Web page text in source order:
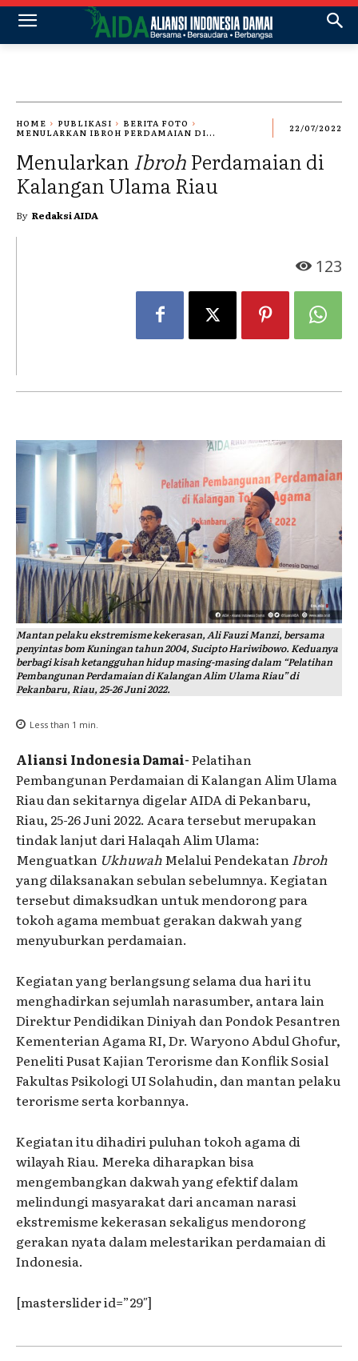
HOME PUBLIKASI
BERITA FOTO
MENULARKAN IBROH PERDAMAIAN DI...
22/07/2022
MenularkanIbrohPerdamaian di
Kalangan Ulama Riau
By Redaksi AIDA
123
Mantan pelaku ekstremisme kekerasan, Ali Fauzi Manzi, bersama
penyintas bom Kuningan tahun 2004, Sucipto Hariwibowo. Keduanya
berbagi kisah ketangguhan hidup masing-masing dalam “Pelatihan
Pembangunan Perdamaian di Kalangan Alim Ulama Riau” di
Pekanbaru, Riau, 25-26 Juni 2022.
Less than 1 min.
Aliansi Indonesia Damai-Pelatihan
Pembangunan Perdamaian di Kalangan Alim Ulama
Riau dan sekitarnya digelar AIDA di Pekanbaru,
Riau, 25-26 Juni 2022. Acara tersebut merupakan
tindak lanjut dari Halaqah Alim Ulama:
Menguatkan UkhuwahMelalui PendekatanIbroh
yang dilaksanakan sebulan sebelumnya. Kegiatan
tersebut dimaksudkan untuk mendorong para
tokoh agama membuat gerakan dakwah yang
menyuburkan perdamaian.
Kegiatan yang berlangsung selama dua hari itu
menghadirkan sejumlah narasumber, antara lain
Direktur Pendidikan Diniyah dan Pondok Pesantren
Kementerian Agama RI, Dr. Waryono Abdul Ghofur,
Peneliti Pusat Kajian Terorisme dan Konflik Sosial
Fakultas Psikologi UI Solahudin, dan mantan pelaku
terorisme serta korbannya.
Kegiatan itu dihadiri puluhan tokoh agama di
wilayah Riau. Mereka diharapkan bisa
mengembangkan dakwah yang efektif dalam
melindungi masyarakat dari ancaman narasi
ekstremisme kekerasan sekaligus mendorong
gerakan nyata dalam melestarikan perdamaian di
Indonesia.
[masterslider id=”29″]